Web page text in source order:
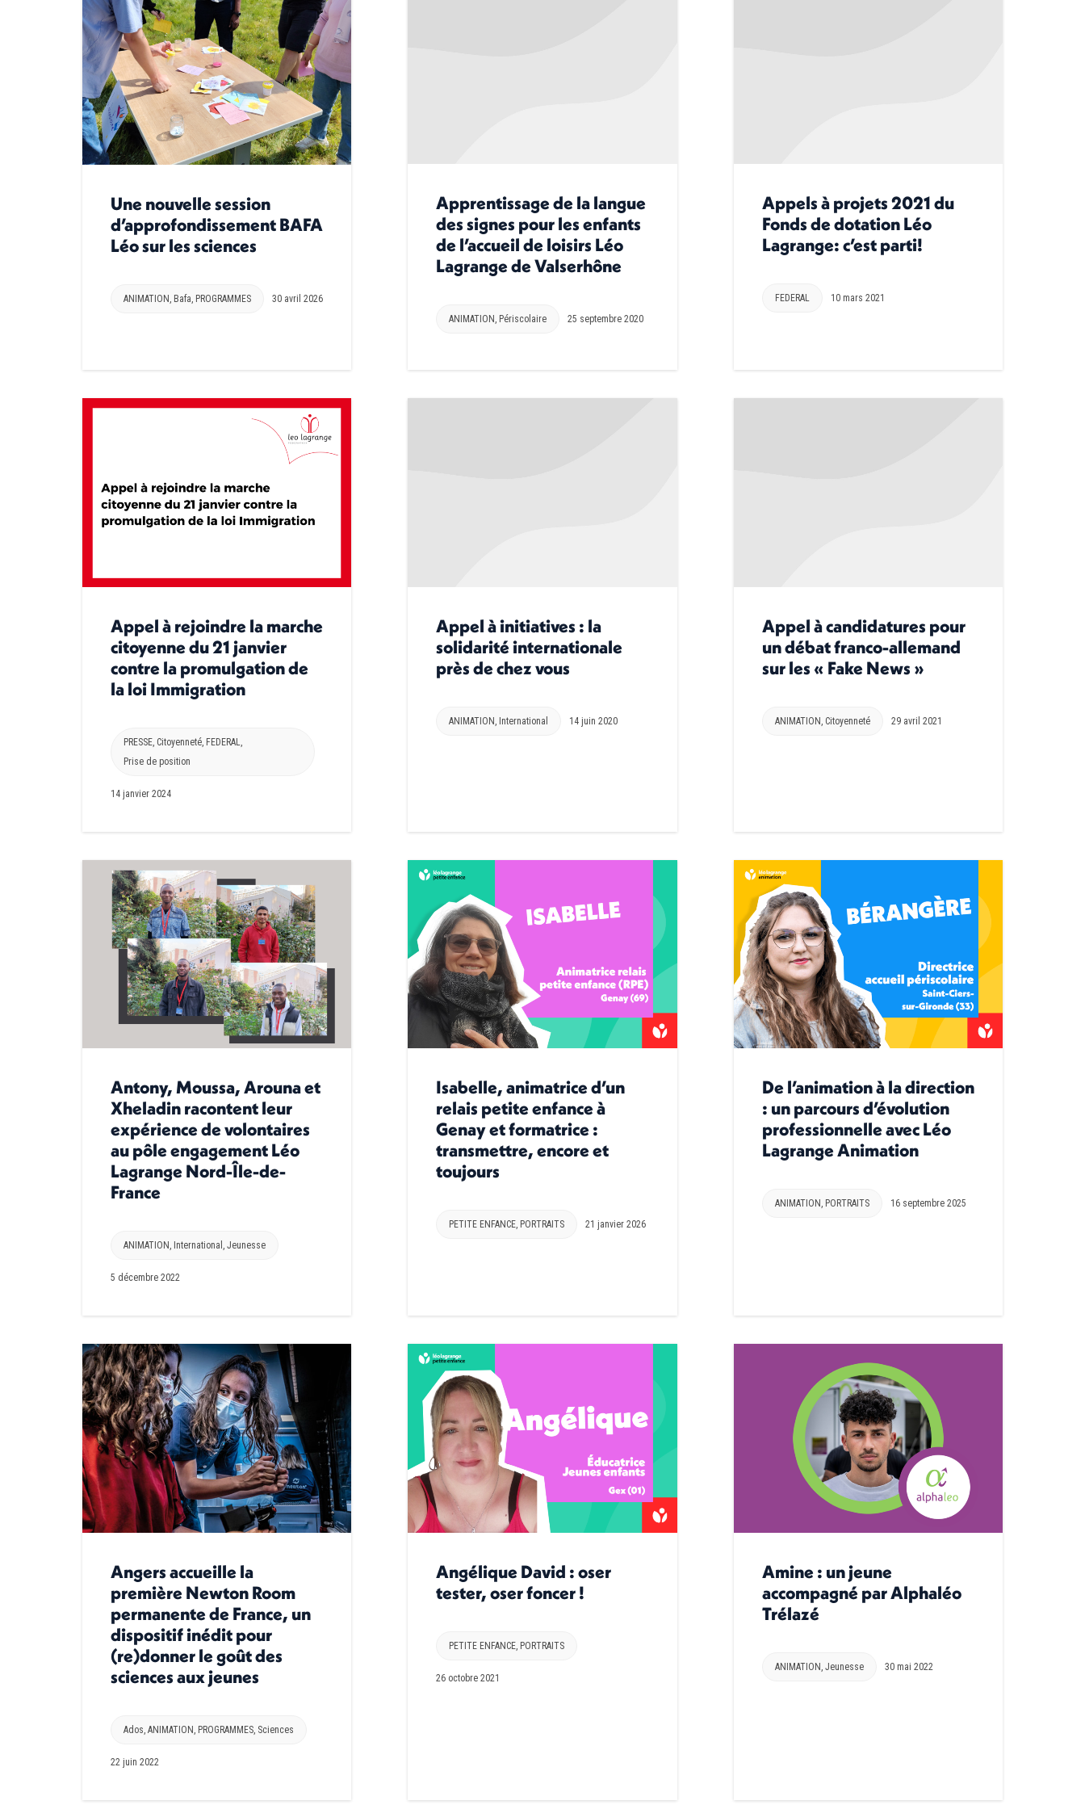
Une nouvelle session
d’approfondissement BAFA
Léo sur les sciences
ANIMATION Bafa PROGRAMMES 30 avril 2026
Apprentissage de la langue
des signes pour les enfants
de l’accueil de loisirs Léo
Lagrange de Valserhône
ANIMATION , Périscolaire 25 septembre 2020
Appels à projets 2021 du
Fonds de dotation Léo
Lagrange: c’est parti!
FEDERAL 10 mars 2021
Appel à rejoindre la marche
citoyenne du 21 janvier
contre la promulgation de
la loi Immigration
PRESSE, Citoyenneté, FEDERAL,
Prise de position
14 janvier 2024
Appel à initiatives : la
solidarité internationale
près de chez vous
ANIMATION International 14 juin 2020
Appel à candidatures pour
un débat franco-allemand
sur les « Fake News »
ANIMATION Citoyenneté 29 avril 2021
Antony, Moussa, Arouna et
Xheladin racontent leur
expérience de volontaires
au pôle engagement Léo
Lagrange Nord-Île-de-
France
ANIMATION , International , Jeunesse
5 décembre 2022
Isabelle, animatrice d’un
relais petite enfance à
Genay et formatrice :
transmettre, encore et
toujours
PETITE ENFANCE, PORTRAITS 21 janvier 2026
De l’animation à la direction
: un parcours d’évolution
professionnelle avec Léo
Lagrange Animation
ANIMATION , PORTRAITS 16 septembre 2025
Angers accueille la
première Newton Room
permanente de France, un
dispositif inédit pour
(re)donner le goût des
sciences aux jeunes
Ados, ANIMATION, PROGRAMMES, Sciences
22 juin 2022
Angélique David : oser
tester, oser foncer !
PETITE ENFANCE, PORTRAITS
26 octobre 2021
Amine : un jeune
accompagné par Alphaléo
Trélazé
ANIMATION, Jeunesse 30 mai 2022